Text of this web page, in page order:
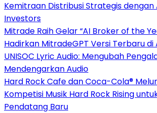
Kemitraan Distribusi Strategis dengan
Investors
Mitrade Raih Gelar “AI Broker of the
Hadirkan MitradeGPT Versi Terbaru di
UNISOC Lyric Audio: Mengubah
Mendengarkan Audio
Hard Rock Cafe dan Coca-Cola®
Kompetisi Musik Hard Rock Rising
Pendatang Baru